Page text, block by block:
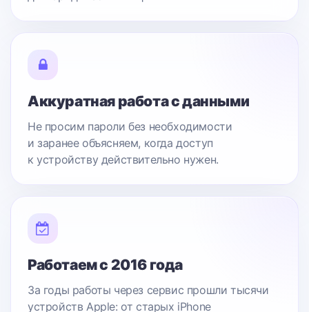
Аккуратная работа с данными
Не просим пароли без необходимости
и заранее объясняем, когда доступ
к устройству действительно нужен.
Работаем с 2016 года
За годы работы через сервис прошли тысячи
устройств Apple: от старых iPhone